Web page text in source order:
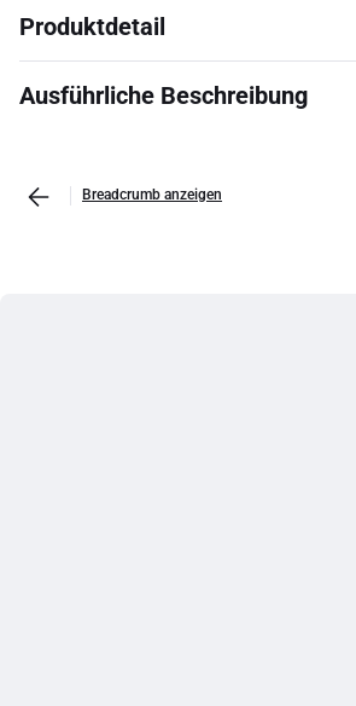
Produktdetail
Ausführliche Beschreibung
Breadcrumb anzeigen